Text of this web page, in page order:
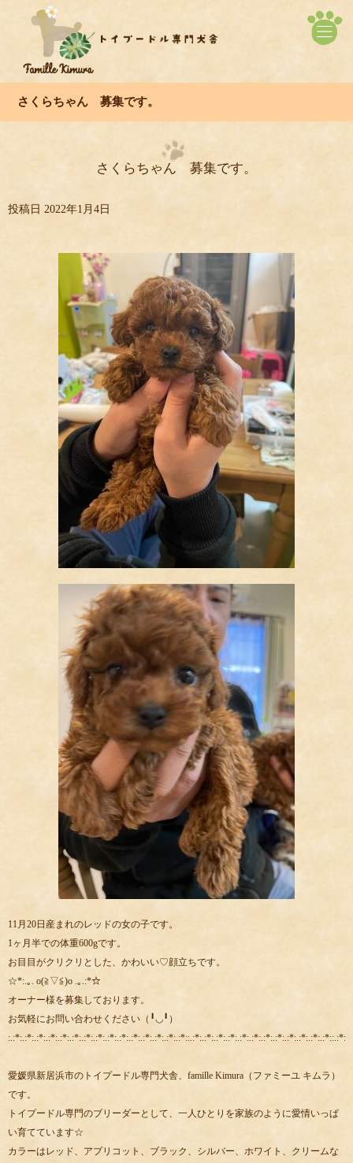
さくらちゃん 募集です。
さくらちゃん 募集です。
投稿日 2022年1月4日
11月20日産まれのレッドの女の子です。
1ヶ月半での体重600gです。
お目目がクリクリとした、かわいい♡顔立ちです。
☆*:.｡. o(≧▽≦)o .｡.:*☆
オーナー様を募集しております。
お気軽にお問い合わせください（╹◡╹）
:.:*:.:*:.:*:.:*:.:*:.:*:.:*:.:*:.:*:.:*:.:*:.:*:.:*:.:*:.:*::.:*:.:*:.:*:.:*:.:*:.:*:.:*:.:*:.:*:.:*:.:*:.:*::.:*:.:
愛媛県新居浜市のトイプードル専門犬舎、famille Kimura（ファミーユ キムラ）
です。
トイプードル専門のブリーダーとして、一人ひとりを家族のように愛情いっぱ
い育てています☆
カラーはレッド、アプリコット、ブラック、シルバー、ホワイト、クリームな